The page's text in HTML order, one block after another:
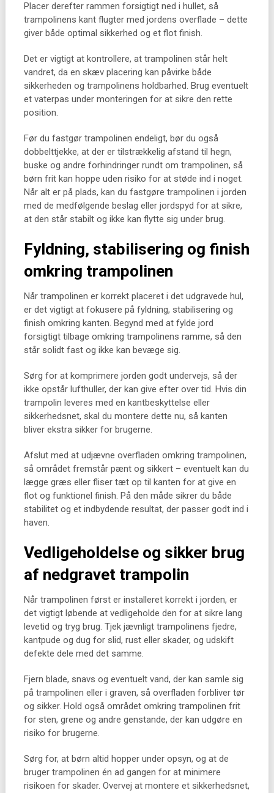
Placer derefter rammen forsigtigt ned i hullet, så
trampolinens kant flugter med jordens overflade – dette
giver både optimal sikkerhed og et flot finish.
Det er vigtigt at kontrollere, at trampolinen står helt
vandret, da en skæv placering kan påvirke både
sikkerheden og trampolinens holdbarhed. Brug eventuelt
et vaterpas under monteringen for at sikre den rette
position.
Før du fastgør trampolinen endeligt, bør du også
dobbelttjekke, at der er tilstrækkelig afstand til hegn,
buske og andre forhindringer rundt om trampolinen, så
børn frit kan hoppe uden risiko for at støde ind i noget.
Når alt er på plads, kan du fastgøre trampolinen i jorden
med de medfølgende beslag eller jordspyd for at sikre,
at den står stabilt og ikke kan flytte sig under brug.
Fyldning, stabilisering og finish
omkring trampolinen
Når trampolinen er korrekt placeret i det udgravede hul,
er det vigtigt at fokusere på fyldning, stabilisering og
finish omkring kanten. Begynd med at fylde jord
forsigtigt tilbage omkring trampolinens ramme, så den
står solidt fast og ikke kan bevæge sig.
Sørg for at komprimere jorden godt undervejs, så der
ikke opstår lufthuller, der kan give efter over tid. Hvis din
trampolin leveres med en kantbeskyttelse eller
sikkerhedsnet, skal du montere dette nu, så kanten
bliver ekstra sikker for brugerne.
Afslut med at udjævne overfladen omkring trampolinen,
så området fremstår pænt og sikkert – eventuelt kan du
lægge græs eller fliser tæt op til kanten for at give en
flot og funktionel finish. På den måde sikrer du både
stabilitet og et indbydende resultat, der passer godt ind i
haven.
Vedligeholdelse og sikker brug
af nedgravet trampolin
Når trampolinen først er installeret korrekt i jorden, er
det vigtigt løbende at vedligeholde den for at sikre lang
levetid og tryg brug. Tjek jævnligt trampolinens fjedre,
kantpude og dug for slid, rust eller skader, og udskift
defekte dele med det samme.
Fjern blade, snavs og eventuelt vand, der kan samle sig
på trampolinen eller i graven, så overfladen forbliver tør
og sikker. Hold også området omkring trampolinen frit
for sten, grene og andre genstande, der kan udgøre en
risiko for brugerne.
Sørg for, at børn altid hopper under opsyn, og at de
bruger trampolinen én ad gangen for at minimere
risikoen for skader. Overvej at montere et sikkerhedsnet,